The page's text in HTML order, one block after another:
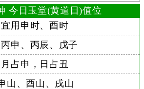
今日玉堂(黄道日)值位
用申时、酉时
申、丙辰、戊子
占申，日占丑
山、酉山、戌山